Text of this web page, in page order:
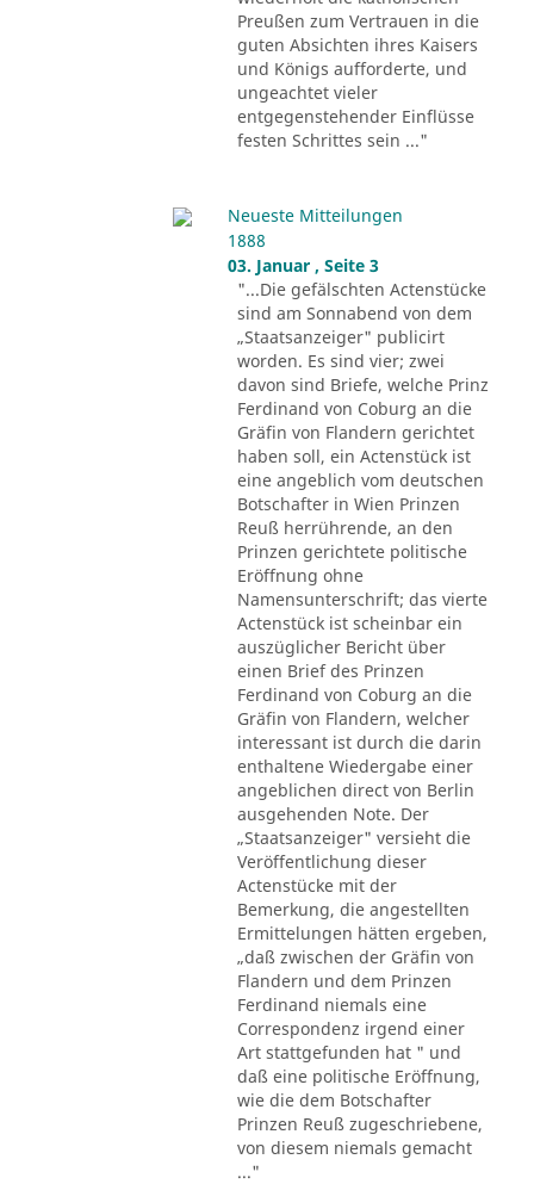
Preußen zum Vertrauen in die
guten Absichten ihres Kaisers
und Königs aufforderte, und
ungeachtet vieler
entgegenstehender Einflüsse
festen Schrittes sein ..."
Neueste Mitteilungen
1888
03. Januar , Seite 3
"...Die gefälschten Actenstücke
sind am Sonnabend von dem
„Staatsanzeiger" publicirt
worden. Es sind vier; zwei
davon sind Briefe, welche Prinz
Ferdinand von Coburg an die
Gräfin von Flandern gerichtet
haben soll, ein Actenstück ist
eine angeblich vom deutschen
Botschafter in Wien Prinzen
Reuß herrührende, an den
Prinzen gerichtete politische
Eröffnung ohne
Namensunterschrift; das vierte
Actenstück ist scheinbar ein
auszüglicher Bericht über
einen Brief des Prinzen
Ferdinand von Coburg an die
Gräfin von Flandern, welcher
interessant ist durch die darin
enthaltene Wiedergabe einer
angeblichen direct von Berlin
ausgehenden Note. Der
„Staatsanzeiger" versieht die
Veröffentlichung dieser
Actenstücke mit der
Bemerkung, die angestellten
Ermittelungen hätten ergeben,
„daß zwischen der Gräfin von
Flandern und dem Prinzen
Ferdinand niemals eine
Correspondenz irgend einer
Art stattgefunden hat " und
daß eine politische Eröffnung,
wie die dem Botschafter
Prinzen Reuß zugeschriebene,
von diesem niemals gemacht
..."